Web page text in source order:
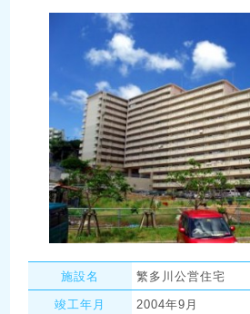
施設名
繁多川公営住宅
竣工年月
2004年9月